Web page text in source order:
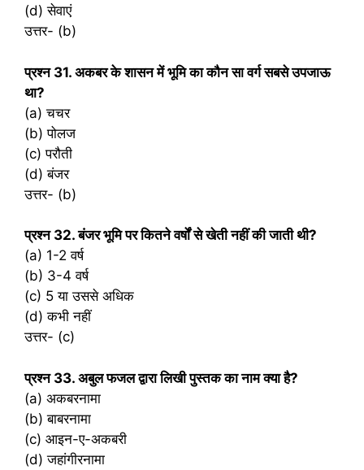
(d) सेवाएं
उत्तर- (b)
प्रश्‍न 31. अकबर के शासन में भूमि का कौन सा वर्ग सबसे उपजाऊ
था?
(a) चचर
(b) पोलज
(c) परौती
(d) बंजर
उत्तर- (b)
प्रश्‍न 32. बंजर भूमि पर कितने वर्षों से खेती नहीं की जाती थी?
(a) 1-2 वर्ष
(b) 3-4 वर्ष
(c) 5 या उससे अधिक
(d) कभी नहीं
उत्तर- (c)
प्रश्‍न 33. अबुल फजल द्वारा लिखी पुस्तक का नाम क्या है?
(a) अकबरनामा
(b) बाबरनामा
(c) आइन-ए-अकबरी
(d) जहांगीरनामा